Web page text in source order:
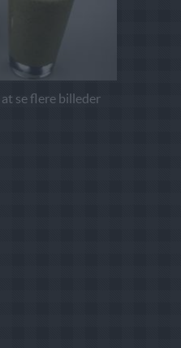
se flere billeder